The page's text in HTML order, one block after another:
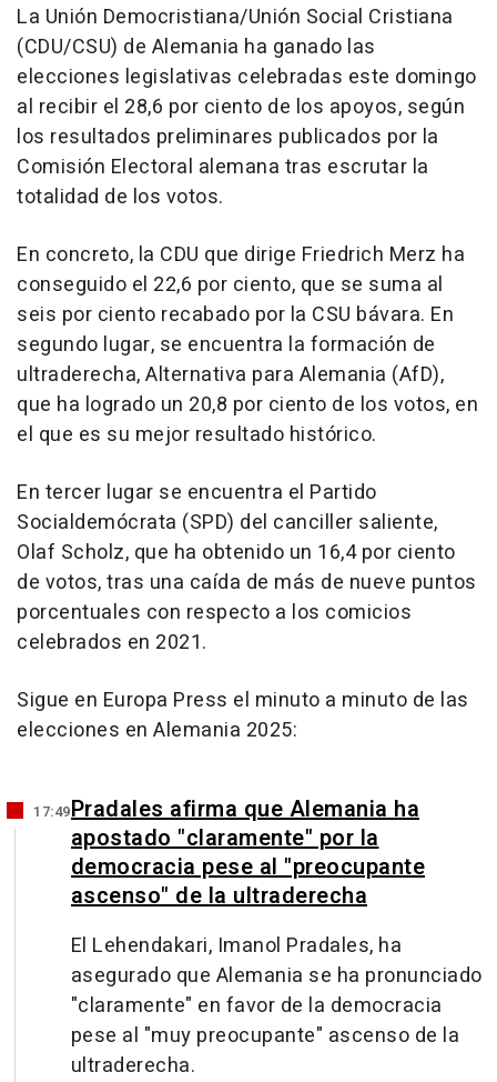
La Unión Democristiana/Unión Social Cristiana
(CDU/CSU) de Alemania ha ganado las
elecciones legislativas celebradas este domingo
al recibir el 28,6 por ciento de los apoyos, según
los resultados preliminares publicados por la
Comisión Electoral alemana tras escrutar la
totalidad de los votos.
En concreto, la CDU que dirige Friedrich Merz ha
conseguido el 22,6 por ciento, que se suma al
seis por ciento recabado por la CSU bávara. En
segundo lugar, se encuentra la formación de
ultraderecha, Alternativa para Alemania (AfD),
que ha logrado un 20,8 por ciento de los votos, en
el que es su mejor resultado histórico.
En tercer lugar se encuentra el Partido
Socialdemócrata (SPD) del canciller saliente,
Olaf Scholz, que ha obtenido un 16,4 por ciento
de votos, tras una caída de más de nueve puntos
porcentuales con respecto a los comicios
celebrados en 2021.
Sigue en Europa Press el minuto a minuto de las
elecciones en Alemania 2025:
17:49Pradales afirma que Alemania ha
apostado "claramente" por la
democracia pese al "preocupante
ascenso" de la ultraderecha
El Lehendakari, Imanol Pradales, ha
asegurado que Alemania se ha pronunciado
"claramente" en favor de la democracia
pese al "muy preocupante" ascenso de la
ultraderecha.